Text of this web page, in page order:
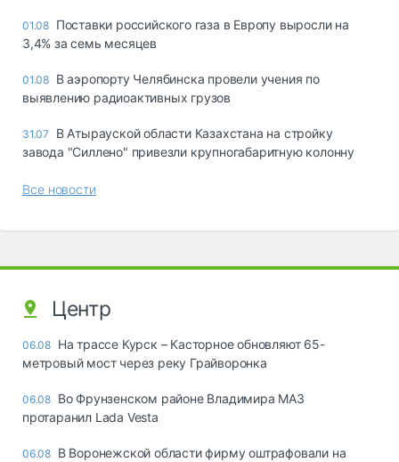
01.08 Поставки российского газа в Европу выросли на
3,4% за семь месяцев
01.08 В аэропорту Челябинска провели учения по
выявлению радиоактивных грузов
31.07
В Атырауской области Казахстана на стройку
завода "Силлено" привезли крупногабаритную колонну
Все новости
Центр
06.08 На трассе Курск – Касторное обновляют 65-
метровый мост через реку Грайворонка
06.08 Во Фрунзенском районе Владимира МАЗ
протаранил Lada Vesta
06.08 В Воронежской области фирму оштрафовали на